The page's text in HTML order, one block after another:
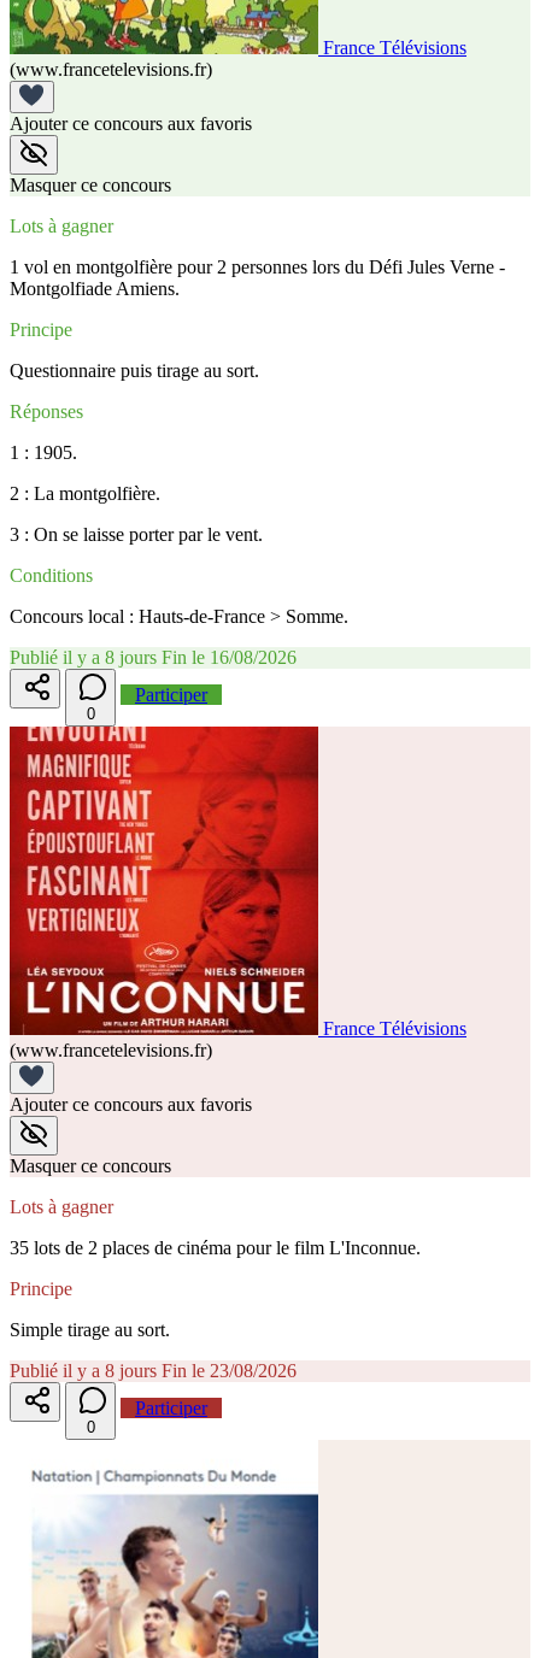
France Télévisions
(www.francetelevisions.fr)
Ajouter ce concours aux favoris
Masquer ce concours
Lots à gagner
1 vol en montgolfière pour 2 personnes lors du Défi Jules Verne -
Montgolfiade Amiens.
Principe
Questionnaire puis tirage au sort.
Réponses
1 : 1905.
2 : La montgolfière.
3 : On se laisse porter par le vent.
Conditions
Concours local : Hauts-de-France > Somme.
Publié il y a 8 jours Fin le 16/08/2026
0
Participer
France Télévisions
(www.francetelevisions.fr)
Ajouter ce concours aux favoris
Masquer ce concours
Lots à gagner
35 lots de 2 places de cinéma pour le film L'Inconnue.
Principe
Simple tirage au sort.
Publié il y a 8 jours Fin le 23/08/2026
0
Participer